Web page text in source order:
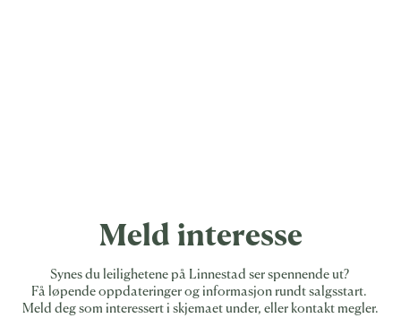
Meld interesse
Synes du leilighetene på Linnestad ser spennende ut?
Få løpende oppdateringer og informasjon rundt salgsstart.
Meld deg som interessert i skjemaet under, eller kontakt megler.